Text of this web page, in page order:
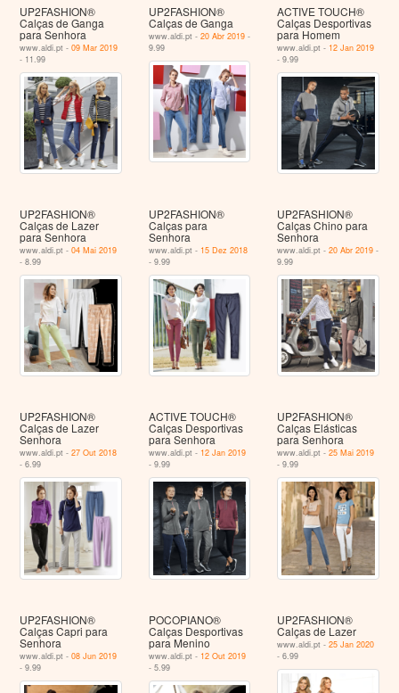
UP2FASHION®
Calças de Ganga
para Senhora
www.aldi.pt -09 Mar 2019
- 11.99
UP2FASHION®
Calças de Ganga
www.aldi.pt - 20 Abr 2019-
9.99
ACTIVE TOUCH®
Calças Desportivas
para Homem
www.aldi.pt - 12 Jan 2019
- 9.99
UP2FASHION®
Calças de Lazer
para Senhora
www.aldi.pt -04 Mai 2019
- 8.99
UP2FASHION®
Calças para
Senhora
www.aldi.pt - 15 Dez 2018
- 9.99
UP2FASHION®
Calças Chino para
Senhora
www.aldi.pt -20 Abr 2019 -
9.99
UP2FASHION®
Calças de Lazer
Senhora
www.aldi.pt -27 Out 2018
- 6.99
ACTIVE TOUCH®
Calças Desportivas
para Senhora
www.aldi.pt - 12 Jan 2019
- 9.99
UP2FASHION®
Calças Elásticas
para Senhora
www.aldi.pt -25 Mai 2019
- 9.99
UP2FASHION®
Calças Capri para
Senhora
www.aldi.pt -08 Jun 2019
- 9.99
POCOPIANO®
Calças Desportivas
para Menino
www.aldi.pt - 12 Out 2019
- 5.99
UP2FASHION®
Calças de Lazer
www.aldi.pt -25 Jan 2020
- 6.99